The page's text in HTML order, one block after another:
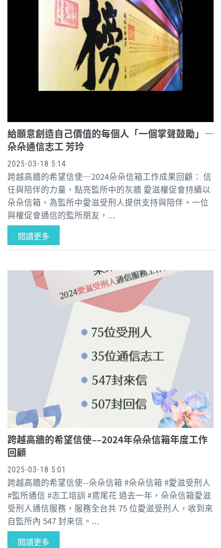
給願意創造自己價值的每個人「一個掌聲鼓勵」—
朵朵通信志工 芳玲
2025-03-18 5:14
跨越高牆的希望信使—2024朵朵信箱工作成果回顧： 信
任與陪伴的力量，點亮監所中的灰牆 愛滋權促會持續以
朵朵信箱，為監所中愛滋受刑人提供支持與陪伴。一位
與權促會通信的監所朋友，...
閱讀更多
跨越高牆的希望信使––2024年朵朵信箱年度工作
回顧
2025-03-18 5:01
跨越高牆的希望信使--朵朵信箱 #朵朵信箱 #愛滋受刑人
#監所通信 #志工培訓 #鳶尾花 過去一年，朵朵信箱愛滋
受刑人通信服務，服務全台共 75 位愛滋受刑人，收到來
自監所內 547 封來信。...
閱讀更多